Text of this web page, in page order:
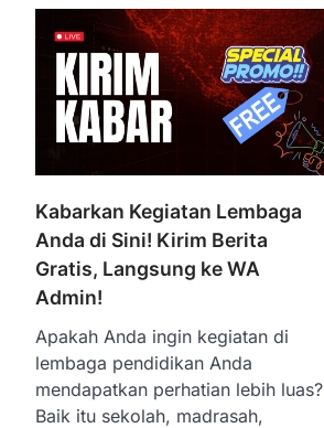
Kabarkan Kegiatan Lembaga
Anda di Sini! Kirim Berita
Gratis, Langsung ke WA
Admin!
Apakah Anda ingin kegiatan di
lembaga pendidikan Anda
mendapatkan perhatian lebih luas?
Baik itu sekolah, madrasah,